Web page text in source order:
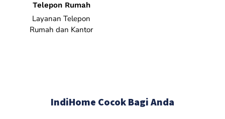
Telepon Rumah
Layanan Telepon
Rumah dan Kantor
IndiHome Cocok Bagi Anda